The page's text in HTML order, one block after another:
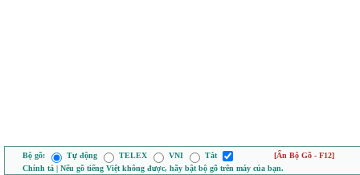
Bộ gõ: Tự động TELEX VNI Tắt
[Ẩn Bộ Gõ - F12]
Chính tả | Nếu gõ tiếng Việt không được, hãy bật bộ gõ trên máy của bạn.